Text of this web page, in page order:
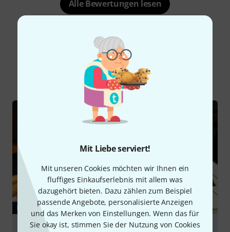
Mit Liebe serviert!
Mit unseren Cookies möchten wir Ihnen ein
fluffiges Einkaufserlebnis mit allem was
dazugehört bieten. Dazu zählen zum Beispiel
passende Angebote, personalisierte Anzeigen
und das Merken von Einstellungen. Wenn das für
Sie okay ist, stimmen Sie der Nutzung von Cookies
Alle Bewertungen lesen
Schon gewusst?
Alle Ratgeber
RATGEBER
Instrumente für Einsteiger